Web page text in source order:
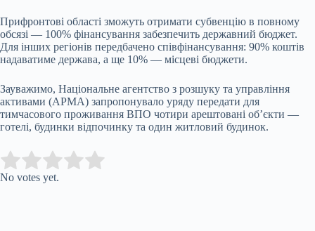
Прифронтові області зможуть отримати субвенцію в повному
обсязі — 100% фінансування забезпечить державний бюджет.
Для інших регіонів передбачено співфінансування: 90% коштів
надаватиме держава, а ще 10% — місцеві бюджети.
Зауважимо, Національне агентство з розшуку та управління
активами (АРМА) запропонувало уряду передати для
тимчасового проживання ВПО чотири арештовані об’єкти —
готелі, будинки відпочинку та один житловий будинок.
Rate this item:
No votes yet.